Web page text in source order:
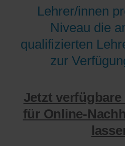
Lehrer/innen
Niveau die
qualifizierten
zur
Jetzt
für Online-